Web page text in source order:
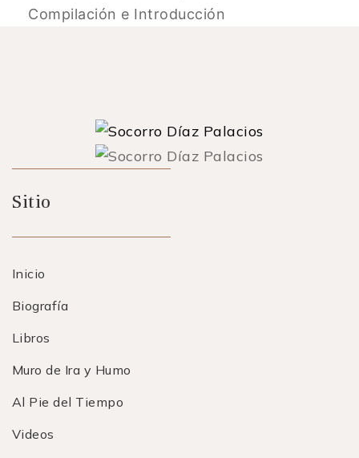
Compilación e Introducción
Sitio
Inicio
Biografía
Libros
Muro de Ira y Humo
Al Pie del Tiempo
Videos